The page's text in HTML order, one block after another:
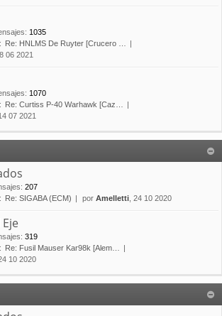
: 1035
Re: HNLMS De Ruyter [Crucero …
06 2021
: 1070
Re: Curtiss P-40 Warhawk [Caz…
14 07 2021
: 207
Re: SIGABA (ECM) por Amelletti , 24 10 2020
: 319
Re: Fusil Mauser Kar98k [Alem…
24 10 2020